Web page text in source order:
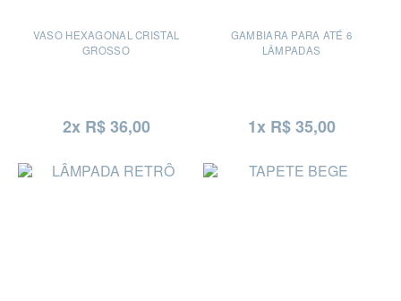
VASO HEXAGONAL CRISTAL
GROSSO
2x R$ 36,00
GAMBIARA PARA ATÉ 6
LÂMPADAS
1x R$ 35,00